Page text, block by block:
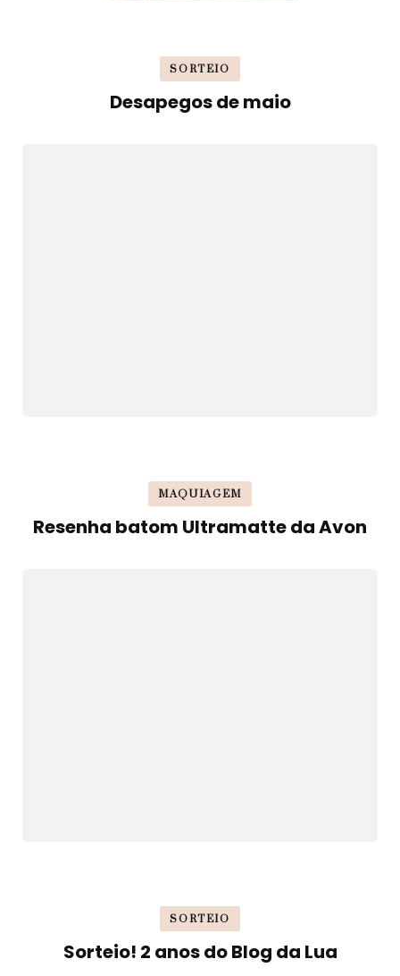
SORTEIO
Desapegos de maio
MAQUIAGEM
Resenha batom Ultramatte da Avon
SORTEIO
Sorteio! 2 anos do Blog da Lua